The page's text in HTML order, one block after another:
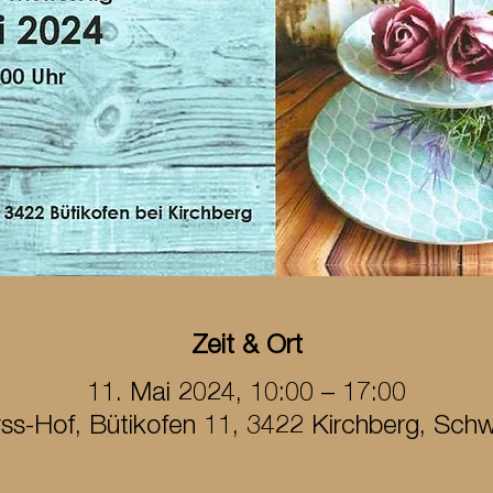
Zeit & Ort
11. Mai 2024, 10:00 – 17:00
Hof, Bütikofen 11, 3422 Kirchberg,